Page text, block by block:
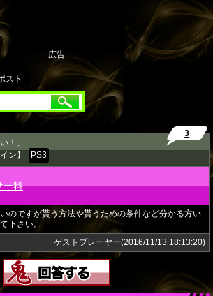
━ 広告 ━
！」
ン】
PS3
3
ー料
のですが貰う方法や貰うための条件など分かる方い
下さい。
ゲストプレーヤー(2016/11/13 18:13:20)